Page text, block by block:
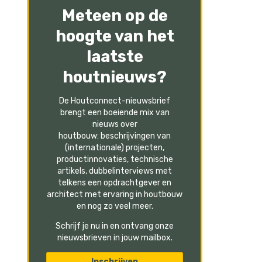
Meteen op de
hoogte van het
laatste
houtnieuws?
De Houtconnect-nieuwsbrief
brengt een boeiende mix van
nieuws over
houtbouw: beschrijvingen van
(internationale) projecten,
productinnovaties, technische
artikels, dubbelinterviews met
telkens een opdrachtgever en
architect met ervaring in houtbouw
en nog zo veel meer.
Schrijf je nu in en ontvang onze
nieuwsbrieven in jouw mailbox.